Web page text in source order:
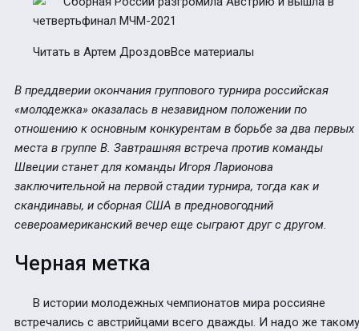
Читать в Артем ДроздовВсе материалы
В преддверии окончания группового турнира российская
«молодежка» оказалась в незавидном положении по
отношению к основным конкурентам в борьбе за два первых
места в группе В. Завтрашняя встреча против команды
Швеции станет для команды Игоря Ларионова
заключительной на первой стадии турнира, тогда как и
скандинавы, и сборная США в предновогодний
североамериканский вечер еще сыграют друг с другом.
Черная метка
В истории молодежных чемпионатов мира россияне
встречались с австрийцами всего дважды. И надо же такому